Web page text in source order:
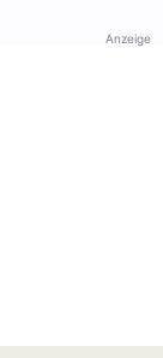
Anzeige